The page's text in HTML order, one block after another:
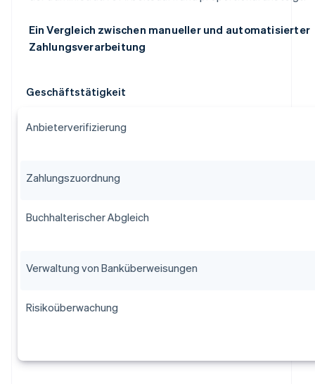
Ein Vergleich zwischen manueller und automatisierter
Zahlungsverarbeitung
Geschäftstätigkeit
Anbieterverifizierung
Zahlungszuordnung
Buchhalterischer Abgleich
Verwaltung von Banküberweisungen
Risikoüberwachung